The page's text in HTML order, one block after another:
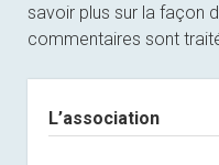
savoir plus sur la façon
commentaires sont
L’association